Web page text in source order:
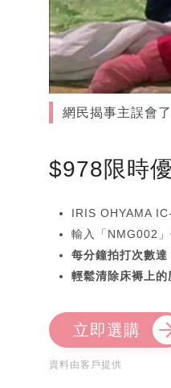
網民揭事主誤會
$978限時
IRIS OHYAMA
輸入「NMG002
每分鐘拍打次數
輕鬆清除床褥上的
立即選購
資料由客戶提供